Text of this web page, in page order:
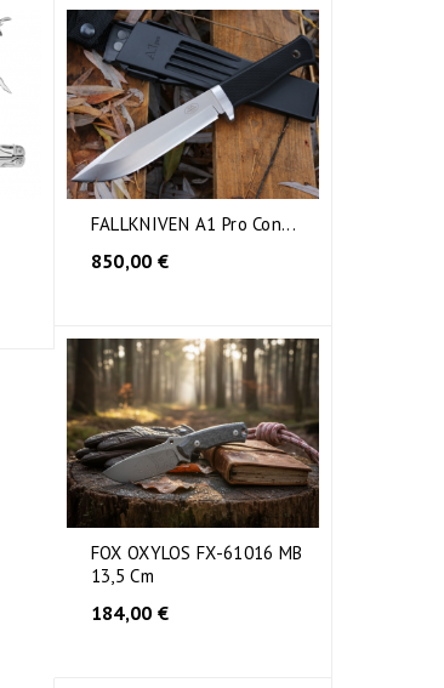
FALLKNIVEN A1 Pro Con...
850,00 €
FOX OXYLOS FX-61016 MB
13,5 Cm
184,00 €